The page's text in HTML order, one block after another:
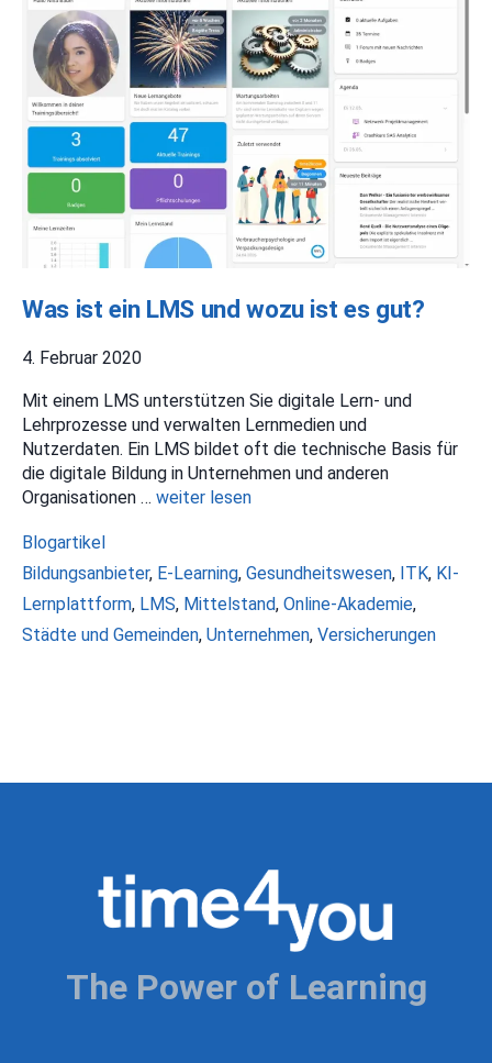
Was ist ein LMS und wozu ist es gut?
4. Februar 2020
Mit einem LMS unterstützen Sie digitale Lern- und
Lehrprozesse und verwalten Lernmedien und
Nutzerdaten. Ein LMS bildet oft die technische Basis für
die digitale Bildung in Unternehmen und anderen
Organisationen … weiter lesen
Kategorien
Blogartikel
Schlagwörter
Bildungsanbieter, E-Learning, Gesundheitswesen, ITK, KI-
Lernplattform, LMS, Mittelstand, Online-Akademie,
Städte und Gemeinden, Unternehmen, Versicherungen
The Power of Learning